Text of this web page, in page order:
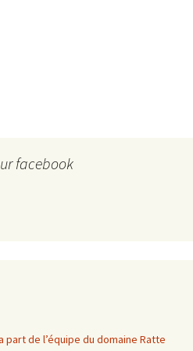
facebook
part de l’équipe du domaine Ratte